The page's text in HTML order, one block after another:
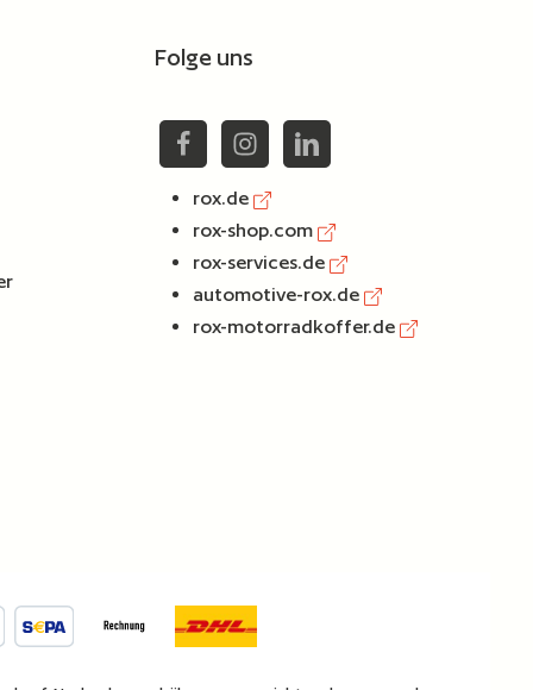
Folge uns
rox.de
rox-shop.com
rox-services.de
automotive-rox.de
rox-motorradkoffer.de